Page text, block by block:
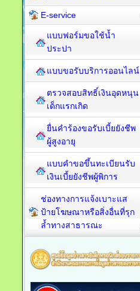
E-service
แบบฟอร์มขอใช้น้ำ
ประปา
แบบขอรับบริการออนไลน์
ตรวจสอบสิทธิ์เงินอุดหนุน
เด็กแรกเกิด
ยื่นคำร้องขอรับเบี้ยยังชีพ
ผู้สูงอายุ
แบบคำขอขึ้นทะเบียนรับ
เงินเบี้ยยังชีพผู้พิการ
ช่องทางการแจ้งเบาะแส
ป้ายโฆษณาหรือสิ่งอื่นที่รุก
ล้ำทางสาธารณะ